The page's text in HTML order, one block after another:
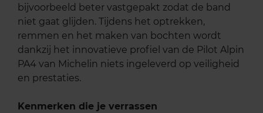
bijvoorbeeld beter vastgepakt zodat de band
niet gaat glijden. Tijdens het optrekken,
remmen en het maken van bochten wordt
dankzij het innovatieve profiel van de Pilot Alpin
PA4 van Michelin niets ingeleverd op veiligheid
en prestaties.
Kenmerken die je verrassen